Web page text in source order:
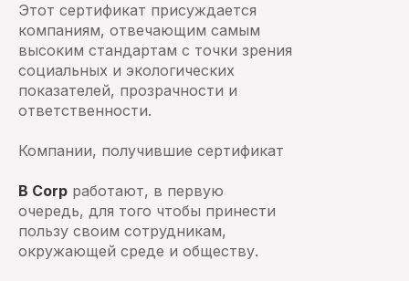
Этот сертификат присуждается
компаниям, отвечающим самым
высоким стандартам с точки зрения
социальных и экологических
показателей, прозрачности и
ответственности.
Компании, получившие сертификат
B Corp работают, в первую
очередь, для того чтобы принести
пользу своим сотрудникам,
окружающей среде и обществу.